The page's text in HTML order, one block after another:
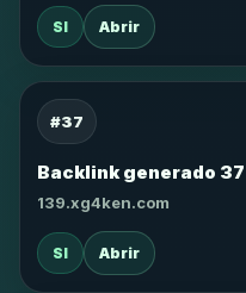
SI Abrir
#37
Backlink generado 37
139.xg4ken.com
SI Abrir